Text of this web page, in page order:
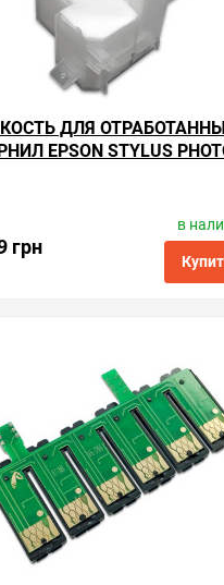
ДЛЯ
EPSON STYLUS
грн me.1469197